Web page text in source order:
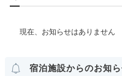
鹿が観光客のリュックをくわ
宿泊施設からのお知